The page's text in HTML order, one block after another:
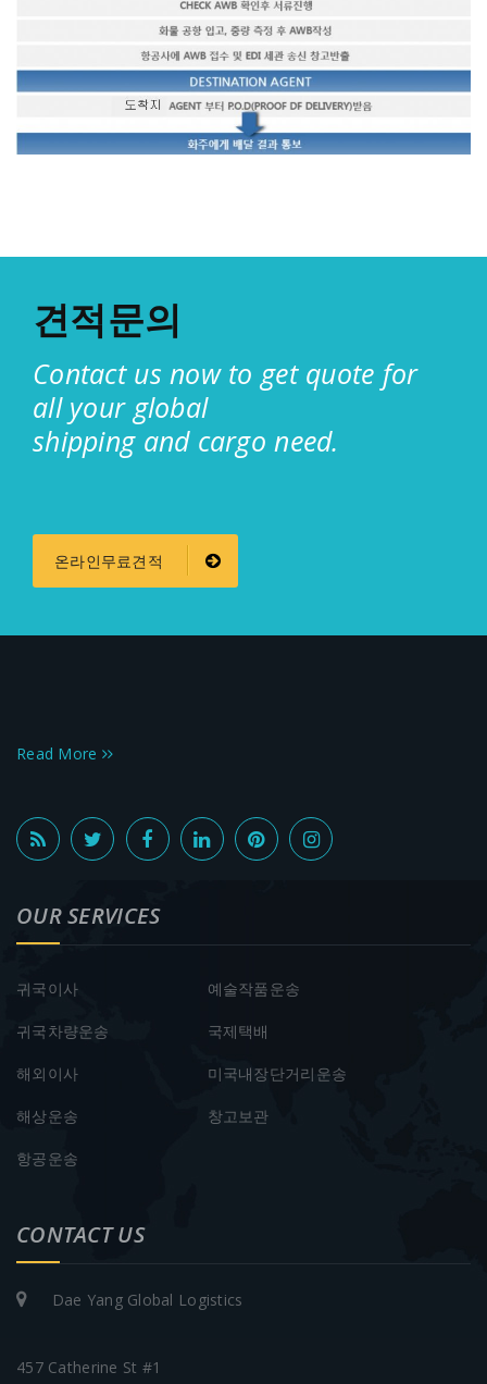
견적문의
Contact us now to get quote for
all your global
shipping and cargo need.
온라인무료견적
Read More
OUR SERVICES
귀국이사
귀국차량운송
해외이사
해상운송
항공운송
예술작품운송
국제택배
미국내장단거리운송
창고보관
CONTACT US
Dae Yang Global Logistics
457 Catherine St #1